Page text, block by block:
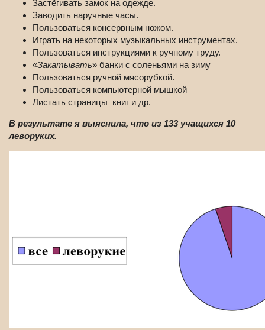
Застёгивать замок на одежде.
Заводить наручные часы.
Пользоваться консервным ножом.
Играть на некоторых музыкальных инструментах.
Пользоваться инструкциями к ручному труду.
«Закатывать» банки с соленьями на зиму
Пользоваться ручной мясорубкой.
Пользоваться компьютерной мышкой
Листать страницы книг и др.
В результате я выяснила, что из 133 учащихся 10
леворуких.